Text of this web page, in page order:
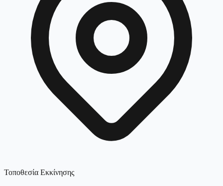
Τοποθεσία Εκκίνησης